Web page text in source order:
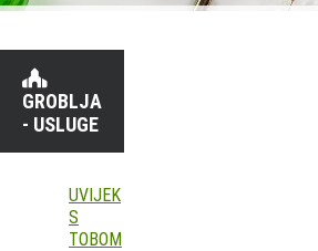
GROBLJA
- USLUGE
UVIJEK
S
TOBOM